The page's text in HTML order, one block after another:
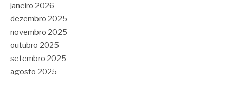
janeiro 2026
dezembro 2025
novembro 2025
outubro 2025
setembro 2025
agosto 2025